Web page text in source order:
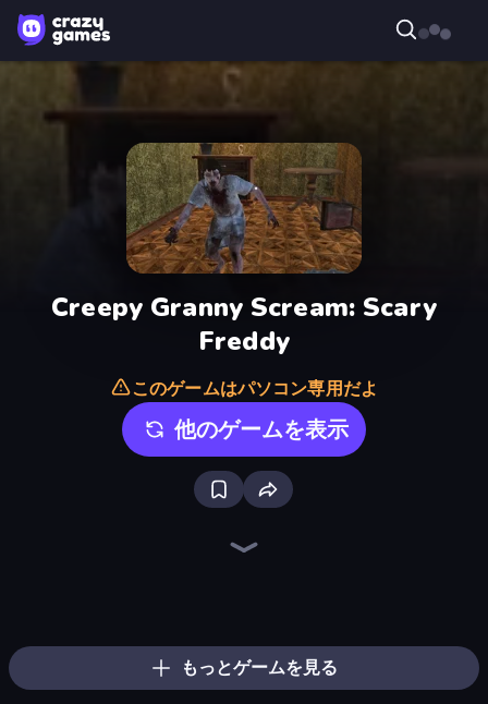
Creepy Granny Scream: Scary
Freddy
このゲームはパソコン専用だよ
他のゲームを表示
もっとゲームを見る